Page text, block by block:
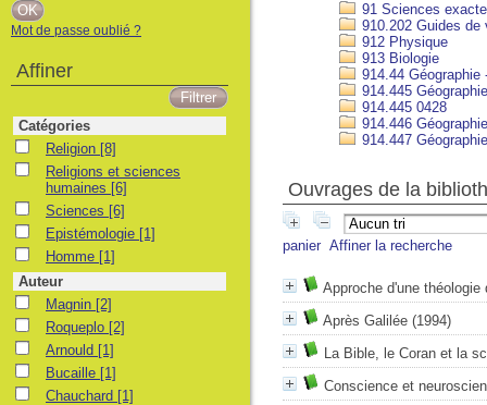
91 Sciences
910.202 Guides de
912 Physique
913 Biologie
914.44 Géographie
914.445
914.445 0428
914.446
914.447
Ouvrages de la
panier Affiner la recherche
Approche d'une théologie
Après Galilée (1994)
La Bible, le Coran et la
Conscience et
Mot de passe oublié ?
Affiner
Catégories
ReligionReligion [8]
Religions et sciences humaines
Religions et sciences
humaines [6]
SciencesSciences [6]
Epistémologie
Epistémologie [1]
HommeHomme [1]
Auteur
MagninMagnin [2]
RoqueploRoqueplo [2]
ArnouldArnould [1]
BucailleBucaille [1]
Chauchard
Chauchard [1]